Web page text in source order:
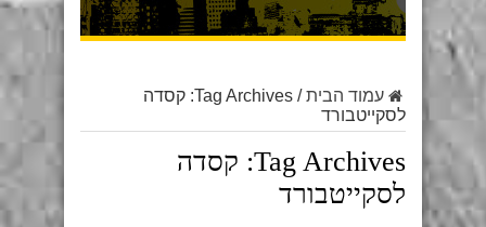
עמוד הבית/
Tag Archives: קסדה
לסקייטבורד
Tag Archives: קסדה
לסקייטבורד